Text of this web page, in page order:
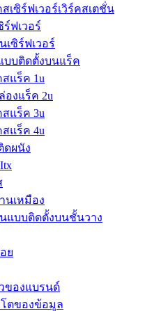
สเซิร์ฟเวอร์เวิร์คสเตชั่น
ฟเวอร์
เซิร์ฟเวอร์
บบติดตั้งบนแร็ค
สแร็ค 1u
องแร็ค 2u
สแร็ค 3u
สแร็ค 4u
ดผนัง
นเหมือง
นแบบติดตั้งบนชั้นวาง
ย
วของแบรนด์
โตของข้อมูล